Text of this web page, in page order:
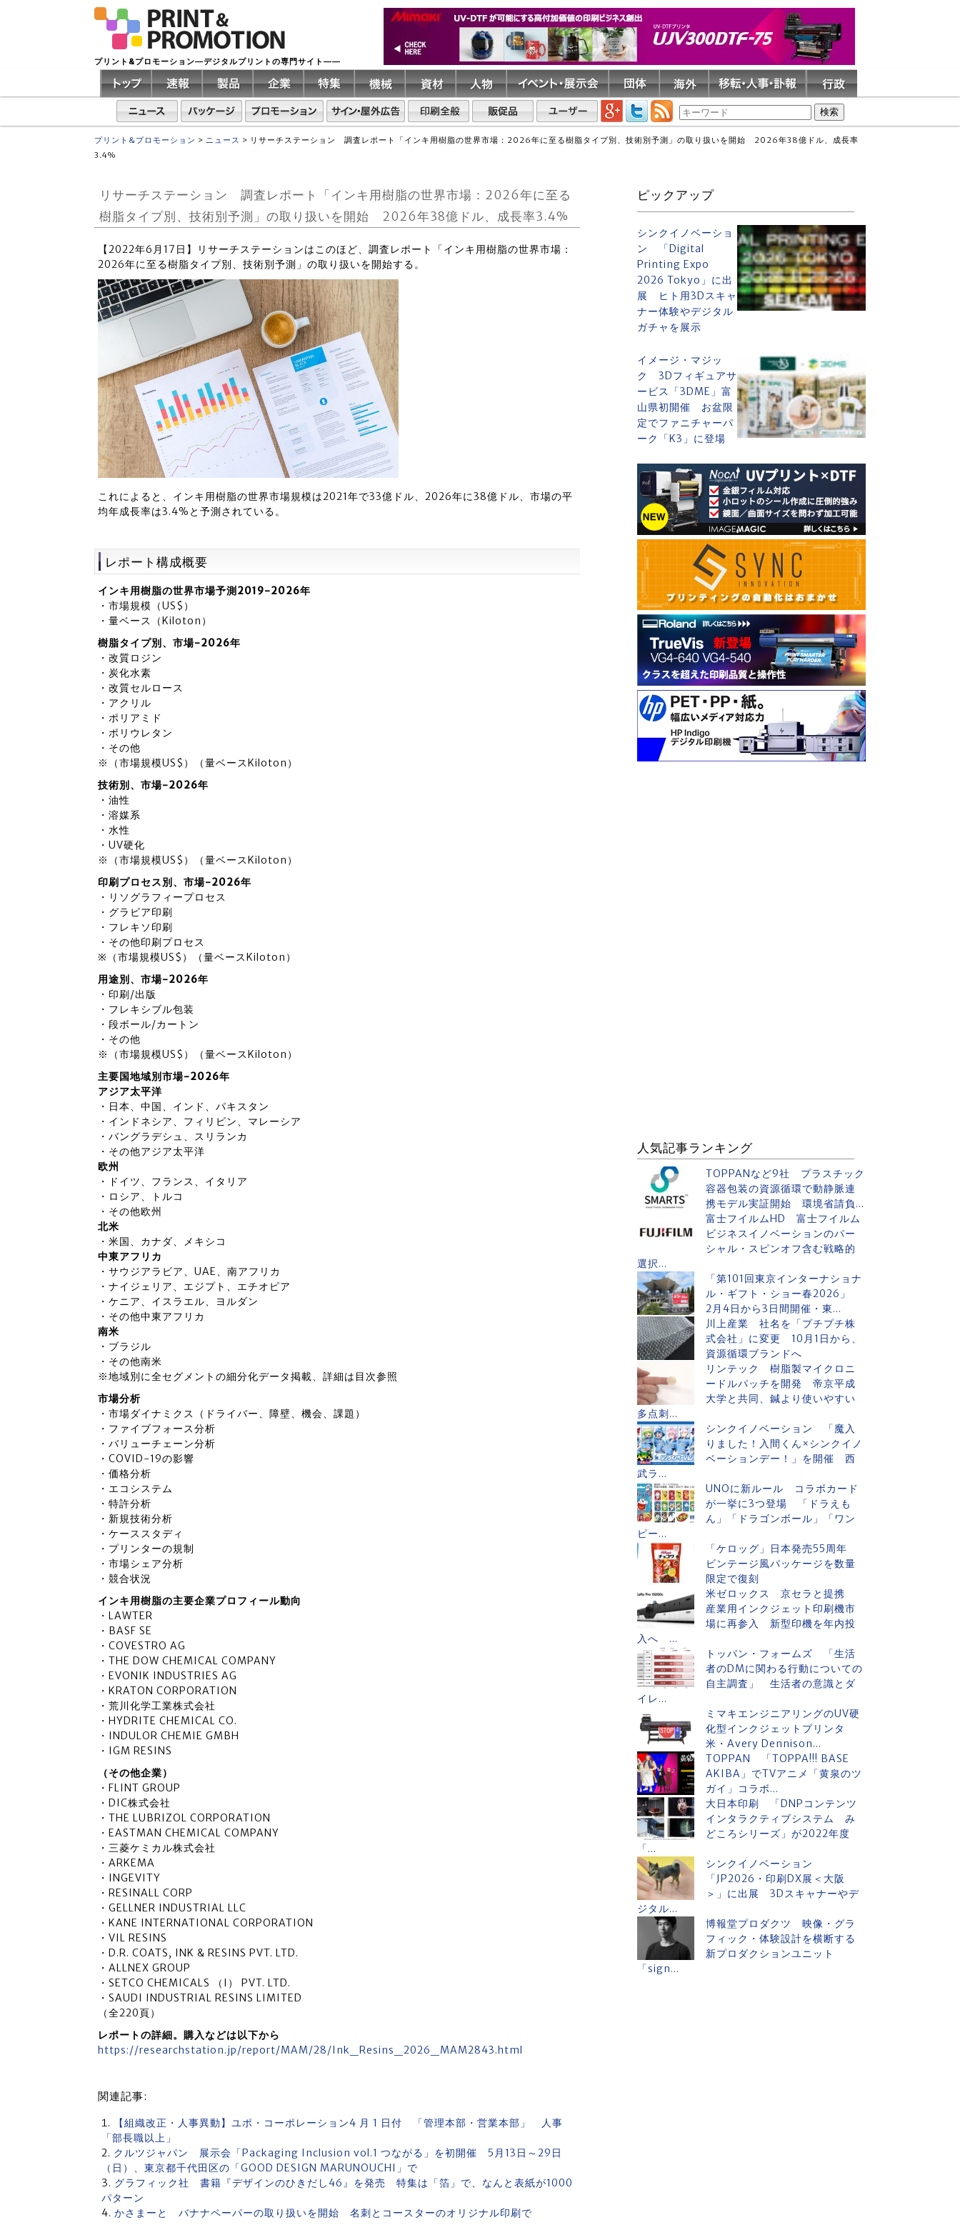
プリント&プロモーション―デジタルプリントの専門サイト――
プリント&プロモーション > ニュース > リサーチステーション 調査レポート「インキ用樹脂の世界市場：2026年に至る樹脂タイプ別、技術別予測」の取り扱いを開始 2026年38億ドル、成長率
3.4%
リサーチステーション 調査レポート「インキ用樹脂の世界市場：2026年に至る
樹脂タイプ別、技術別予測」の取り扱いを開始 2026年38億ドル、成長率3.4%
【2022年6月17日】リサーチステーションはこのほど、調査レポート「インキ用樹脂の世界市場：
2026年に至る樹脂タイプ別、技術別予測」の取り扱いを開始する。
これによると、インキ用樹脂の世界市場規模は2021年で33億ドル、2026年に38億ドル、市場の平
均年成長率は3.4%と予測されている。
レポート構成概要
インキ用樹脂の世界市場予測2019-2026年
・市場規模（US$）
・量ベース（Kiloton）
樹脂タイプ別、市場-2026年
・改質ロジン
・炭化水素
・改質セルロース
・アクリル
・ポリアミド
・ポリウレタン
・その他
※（市場規模US$）（量ベースKiloton）
技術別、市場-2026年
・油性
・溶媒系
・水性
・UV硬化
※（市場規模US$）（量ベースKiloton）
印刷プロセス別、市場-2026年
・リソグラフィープロセス
・グラビア印刷
・フレキソ印刷
・その他印刷プロセス
※（市場規模US$）（量ベースKiloton）
用途別、市場-2026年
・印刷/出版
・フレキシブル包装
・段ボール/カートン
・その他
※（市場規模US$）（量ベースKiloton）
主要国地域別市場-2026年
アジア太平洋
・日本、中国、インド、パキスタン
・インドネシア、フィリピン、マレーシア
・バングラデシュ、スリランカ
・その他アジア太平洋
欧州
・ドイツ、フランス、イタリア
・ロシア、トルコ
・その他欧州
北米
・米国、カナダ、メキシコ
中東アフリカ
・サウジアラビア、UAE、南アフリカ
・ナイジェリア、エジプト、エチオピア
・ケニア、イスラエル、ヨルダン
・その他中東アフリカ
南米
・ブラジル
・その他南米
※地域別に全セグメントの細分化データ掲載、詳細は目次参照
市場分析
・市場ダイナミクス（ドライバー、障壁、機会、課題）
・ファイブフォース分析
・バリューチェーン分析
・COVID-19の影響
・価格分析
・エコシステム
・特許分析
・新規技術分析
・ケーススタディ
・プリンターの規制
・市場シェア分析
・競合状況
インキ用樹脂の主要企業プロフィール動向
・LAWTER
・BASF SE
・COVESTRO AG
・THE DOW CHEMICAL COMPANY
・EVONIK INDUSTRIES AG
・KRATON CORPORATION
・荒川化学工業株式会社
・HYDRITE CHEMICAL CO.
・INDULOR CHEMIE GMBH
・IGM RESINS
（その他企業）
・FLINT GROUP
・DIC株式会社
・THE LUBRIZOL CORPORATION
・EASTMAN CHEMICAL COMPANY
・三菱ケミカル株式会社
・ARKEMA
・INGEVITY
・RESINALL CORP
・GELLNER INDUSTRIAL LLC
・KANE INTERNATIONAL CORPORATION
・VIL RESINS
・D.R. COATS, INK & RESINS PVT. LTD.
・ALLNEX GROUP
・SETCO CHEMICALS （I） PVT. LTD.
・SAUDI INDUSTRIAL RESINS LIMITED
（全220頁）
レポートの詳細。購入などは以下から
https://researchstation.jp/report/MAM/28/Ink_Resins_2026_MAM2843.html
関連記事:
【組織改正・人事異動】ユポ・コーポレーション4 月 1 日付 「管理本部・営業本部」 人事
「部長職以上」
クルツジャパン 展示会「Packaging Inclusion vol.1 つながる」を初開催 5月13日～29日
（日）、東京都千代田区の「GOOD DESIGN MARUNOUCHI」で
グラフィック社 書籍『デザインのひきだし46』を発売 特集は「箔」で、なんと表紙が1000
パターン
かさまーと バナナペーパーの取り扱いを開始 名刺とコースターのオリジナル印刷で
ピックアップ
シンクイノベーショ
ン 「Digital
Printing Expo
2026 Tokyo」に出
展 ヒト用3Dスキャ
ナー体験やデジタル
ガチャを展示
イメージ・マジッ
ク 3Dフィギュアサ
ービス「3DME」富
山県初開催 お盆限
定でファニチャーパ
ーク「K3」に登場
人気記事ランキング
TOPPANなど9社 プラスチック
容器包装の資源循環で動静脈連
携モデル実証開始 環境省請負...
富士フイルムHD 富士フイルム
ビジネスイノベーションのパー
シャル・スピンオフ含む戦略的
選択...
「第101回東京インターナショナ
ル・ギフト・ショー春2026」
2月4日から3日間開催・東...
川上産業 社名を「プチプチ株
式会社」に変更 10月1日から、
資源循環ブランドへ
リンテック 樹脂製マイクロニ
ードルパッチを開発 帝京平成
大学と共同、鍼より使いやすい
多点刺...
シンクイノベーション 「魔入
りました！入間くん×シンクイノ
ベーションデー！」を開催 西
武ラ...
UNOに新ルール コラボカード
が一挙に3つ登場 「ドラえも
ん」「ドラゴンボール」「ワン
ピー...
「ケロッグ」日本発売55周年
ビンテージ風パッケージを数量
限定で復刻
米ゼロックス 京セラと提携
産業用インクジェット印刷機市
場に再参入 新型印機を年内投
入へ ...
トッパン・フォームズ 「生活
者のDMに関わる行動についての
自主調査」 生活者の意識とダ
イレ...
ミマキエンジニアリングのUV硬
化型インクジェットプリンタ
米・Avery Dennison...
TOPPAN 「TOPPA!!! BASE
AKIBA」でTVアニメ「黄泉のツ
ガイ」コラボ...
大日本印刷 「DNPコンテンツ
インタラクティブシステム み
どころシリーズ」が2022年度
「...
シンクイノベーション
「JP2026・印刷DX展＜大阪
＞」に出展 3Dスキャナーやデ
ジタル...
博報堂プロダクツ 映像・グラ
フィック・体験設計を横断する
新プロダクションユニット
「sign...